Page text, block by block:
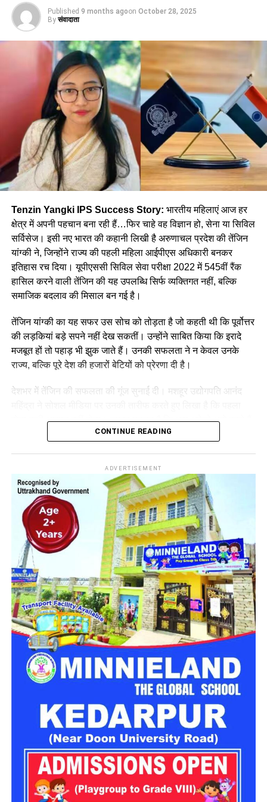
विचारों से हार मान जाते हैं…गीता का यही श्लोक हमें फिर से खड़ा होने की
प्रेरणा देता है। अगर हम सफलता चाहते हैं…तो डर, आलस, मोह और लोभ
को त्याग कर कर्म के रास्ते पर बढ़ना होगा।
अगर आप भी जीवन में बार-बार पीछे हट जाते हैं…अगर सोचते हैं लेकिन कर
नहीं पाते….तो गीता का यह उपदेश पढ़िए, समझिए और इसे अपने जीवन में
उतारिए। सफलता उन्हीं को मिलती है जो खुद से लड़ना सीख जाते हैं।
#SelfDisciplineandInnerStrength
#OvercomingMentalWeakness
RELATED TOPICS:
BHAGAVAD GITA LIFE LESSONS
OVERCOMING MENTAL WEAKNESS
UP NEXT
पिता IAS अब बेटी तेंजिन यांग्की बनी इस प्रदेश की पहली राज्य
महिला IPS
Published 9 months agoon October 28, 2025
By संवादाता
Tenzin Yangki IPS Success Story: भारतीय महिलाएं आज हर
क्षेत्र में अपनी पहचान बना रही हैं…फिर चाहे वह विज्ञान हो, सेना या सिविल
सर्विसेज। इसी नए भारत की कहानी लिखी है अरुणाचल प्रदेश की तेंजिन
यांग्की ने, जिन्होंने राज्य की पहली महिला आईपीएस अधिकारी बनकर
इतिहास रच दिया। यूपीएससी सिविल सेवा परीक्षा 2022 में 545वीं रैंक
हासिल करने वाली तेंजिन की यह उपलब्धि सिर्फ व्यक्तिगत नहीं, बल्कि
समाजिक बदलाव की मिसाल बन गई है।
तेंजिन यांग्की का यह सफर उस सोच को तोड़ता है जो कहती थी कि पूर्वोत्तर
की लड़कियां बड़े सपने नहीं देख सकतीं। उन्होंने साबित किया कि इरादे
मजबूत हों तो पहाड़ भी झुक जाते हैं। उनकी सफलता ने न केवल उनके
राज्य, बल्कि पूरे देश की हजारों बेटियों को प्रेरणा दी है।
देशभर में तेंजिन की सफलता की गूंज सुनाई दी। मशहूर उद्योगपति आनंद
होना कभी आसान नहीं होता। इसका मतलब है कि आप अकेले आगे बढ़ते हैं
ताकि बाकी लोग आपके पीछे चल सकें।
तेंजिन ऐसे परिवार से आती हैं जहां राष्ट्र सेवा एक परंपरा रही है। उनके
पिता थुप्टेन टेंपा IAS अधिकारी और मंत्री रहे हैं…जबकि उनकी मां एक
सेवानिवृत्त सरकारी सचिव हैं। प्रशासनिक माहौल में पली-बढ़ी तेंजिन ने
वर्दी का रास्ता चुना…एक ऐसा रास्ता जो कठिन तो था लेकिन देश की सेवा
की भावना से भरा हुआ था।
उन्होंने पहले APPSC परीक्षा (2017) पास की थी…जिससे यह साबित
हुआ कि सार्वजनिक सेवा के प्रति उनका जुनून गहरा था। लेकिन IPS
बनकर उन्होंने उस जुनून को एक नई ऊंचाई दी।
हैदराबाद की पुलिस एकेडमी में जब तेंजिन यांग्की ने 36% महिला
अधिकारियों के साथ प्रशिक्षण शुरू किया, तो वह क्षण सिर्फ एक
औपचारिकता नहीं बल्कि एक क्रांति का संकेत था…यह भारत की बेटियों के
देश सेवा के नए युग की शुरुआत थी।
तेंजिन यांग्की की कहानी यह बताती है कि अगर दृढ़ निश्चय, अनुशासन और
साहस हो…तो कोई भी दीवार बहुत ऊंची नहीं होती। उन्होंने न सिर्फ अपने
राज्य…बल्कि पूरे पूर्वोत्तर भारत की महिलाओं के लिए एक नई उम्मीद जलाई
CONTINUE READING
ADVERTISEMENT